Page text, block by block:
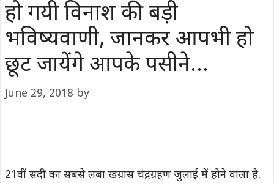
हो गयी विनाश की बड़ी
भविष्यवाणी, जानकर आपभी हो
छूट जायेंगे आपके पसीने…
June 29, 2018 by
21वीं सदी का सबसे लंबा खग्रास चंद्रग्रहण जुलाई में होने वाला है.